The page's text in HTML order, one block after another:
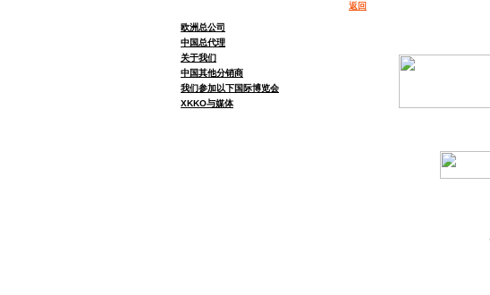
欧洲总公司
中国总代理
关于我们
中国其他分销商
我们参加以下国际博览会
XKKO与媒体
返回